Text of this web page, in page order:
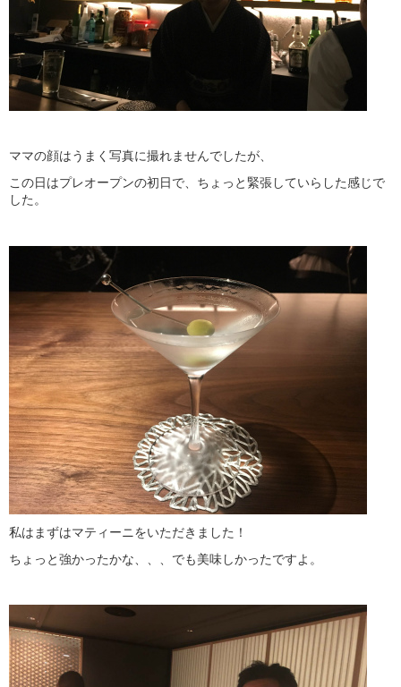
ママの顔はうまく写真に撮れませんでしたが、
この日はプレオープンの初日で、ちょっと緊張していらした感じで
した。
私はまずはマティーニをいただきました！
ちょっと強かったかな、、、でも美味しかったですよ。